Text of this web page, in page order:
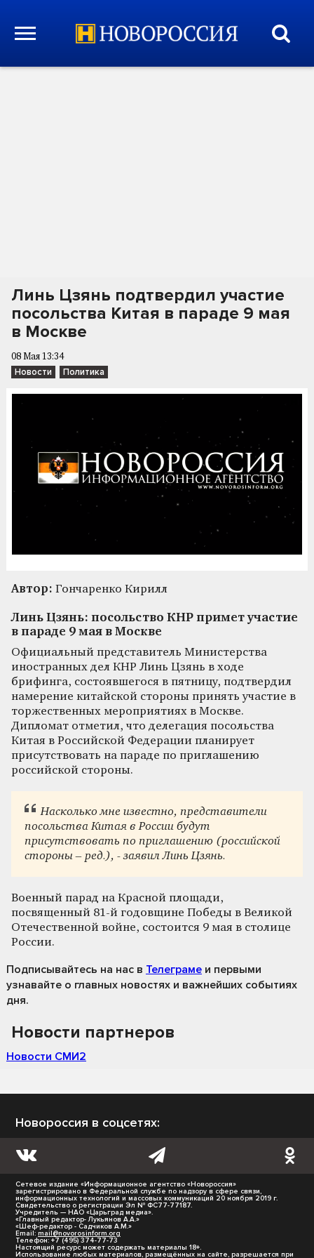
Линь Цзянь подтвердил участие
посольства Китая в параде 9 мая
в Москве
08 Мая 13:34
Новости Политика
Автор: Гончаренко Кирилл
Линь Цзянь: посольство КНР примет участие
в параде 9 мая в Москве
Официальный представитель Министерства
иностранных дел КНР Линь Цзянь в ходе
брифинга, состоявшегося в пятницу, подтвердил
намерение китайской стороны принять участие в
торжественных мероприятиях в Москве.
Дипломат отметил, что делегация посольства
Китая в Российской Федерации планирует
присутствовать на параде по приглашению
российской стороны.
Насколько мне известно, представители
посольства Китая в России будут
присутствовать по приглашению (российской
стороны – ред.), - заявил Линь Цзянь.
Военный парад на Красной площади,
посвященный 81-й годовщине Победы в Великой
Отечественной войне, состоится 9 мая в столице
России.
Подписывайтесь на нас в Телеграме и первыми
узнавайте о главных новостях и важнейших событиях
дня.
Новости партнеров
Новости СМИ2
Новороссия в соцсетях:
Сетевое издание «Информационное агентство «Новороссия»
зарегистрировано в Федеральной службе по надзору в сфере связи,
информационных технологий и массовых коммуникаций 20 ноября 2019 г.
Свидетельство о регистрации Эл № ФС77-77187.
Учредитель — НАО «Царьград медиа».
«Главный редактор- Лукьянов А.А.»
«Шеф-редактор - Садчиков А.М.»
Email: mail@novorosinform.org
Телефон: +7 (495) 374-77-73
Настоящий ресурс может содержать материалы 18+.
Использование любых материалов, размещённых на сайте, разрешается при